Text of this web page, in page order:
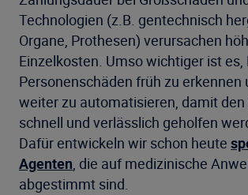
Technologien (z.B. gentechnisch
Organe, Prothesen) verursachen
Einzelkosten. Umso wichtiger ist es,
Personenschäden früh zu erkennen
weiter zu automatisieren, damit den
schnell und verlässlich geholfen
Dafür entwickeln wir schon heute
Agenten, die auf medizinische
abgestimmt sind.